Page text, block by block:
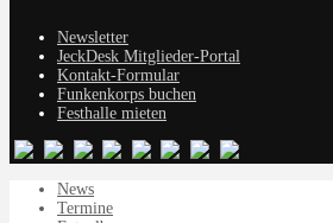
Newsletter
JeckDesk Mitglieder-Portal
Kontakt-Formular
Funkenkorps buchen
Festhalle mieten
News
Termine